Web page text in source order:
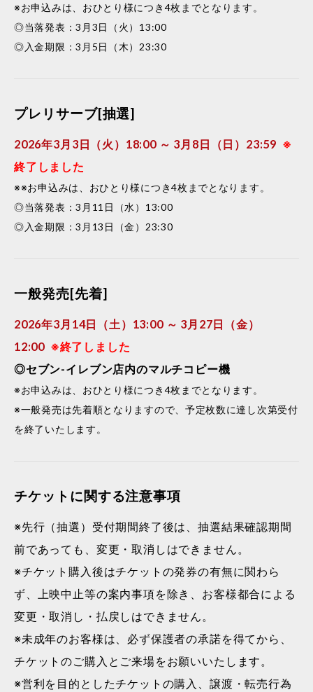
※お申込みは、おひとり様につき4枚までとなります。
◎当落発表：3月3日（火）13:00
◎入金期限：3月5日（木）23:30
プレリサーブ[抽選]
2026年3月3日（火）18:00 ～ 3月8日（日）23:59 ※
終了しました
※※お申込みは、おひとり様につき4枚までとなります。
◎当落発表：3月11日（水）13:00
◎入金期限：3月13日（金）23:30
一般発売[先着]
2026年3月14日（土）13:00 ～ 3月27日（金）
12:00 ※終了しました
◎セブン-イレブン店内のマルチコピー機
※お申込みは、おひとり様につき4枚までとなります。
※一般発売は先着順となりますので、予定枚数に達し次第受付
を終了いたします。
チケットに関する注意事項
※先行（抽選）受付期間終了後は、抽選結果確認期間
前であっても、変更・取消しはできません。
※チケット購入後はチケットの発券の有無に関わら
ず、上映中止等の案内事項を除き、お客様都合による
変更・取消し・払戻しはできません。
※未成年のお客様は、必ず保護者の承諾を得てから、
チケットのご購入とご来場をお願いいたします。
※営利を目的としたチケットの購入、譲渡・転売行為